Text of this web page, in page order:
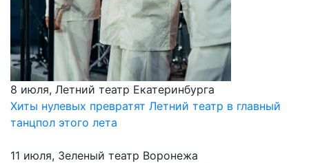
8 июля, Летний театр Екатеринбурга
Хиты нулевых превратят Летний театр в главный
танцпол этого лета
11 июля, Зеленый театр Воронежа